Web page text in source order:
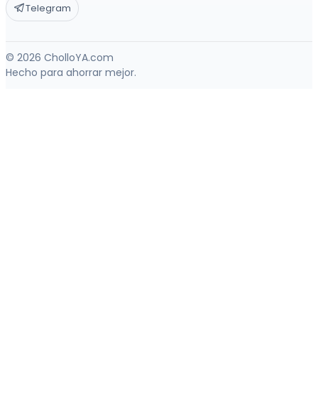
Telegram
© 2026 CholloYA.com
Hecho para ahorrar mejor.